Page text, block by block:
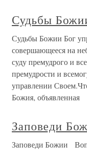
Судьбы
Судьбы Божии Бог
совершающееся на
суду премудрого и
премудрости и
управлении
Божия, объявленная
Заповеди
Заповеди Божии